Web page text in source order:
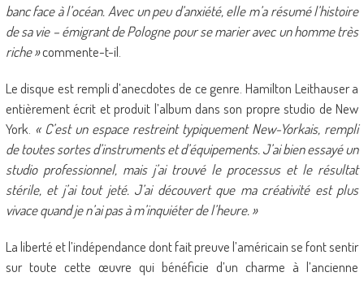
banc face à l’océan. Avec un peu d’anxiété, elle m’a résumé l’histoire
de sa vie – émigrant de Pologne pour se marier avec un homme très
riche »commente-t-il.
Le disque est rempli d’anecdotes de ce genre. Hamilton Leithauser a
entièrement écrit et produit l’album dans son propre studio de New
York. « C’est un espace restreint typiquement New-Yorkais, rempli
de toutes sortes d’instruments et d’équipements. J’ai bien essayé un
studio professionnel, mais j’ai trouvé le processus et le résultat
stérile, et j’ai tout jeté. J’ai découvert que ma créativité est plus
vivace quand je n’ai pas à m’inquiéter de l’heure. »
La liberté et l’indépendance dont fait preuve l’américain se font sentir
sur toute cette œuvre qui bénéficie d’un charme à l’ancienne